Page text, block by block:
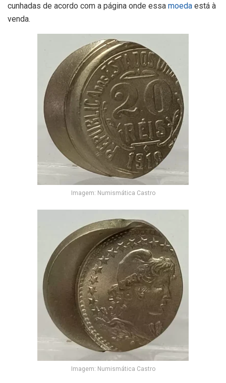
cunhadas de acordo com a página onde essa moeda está à
venda.
Imagem: Numismática Castro
Imagem: Numismática Castro